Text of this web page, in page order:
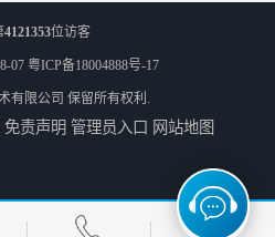
海口防爆电器设备维修资质办理周期
4121353位访客
07 粤ICP备18004888号-17
有限公司 保留所有权利.
免责声明 管理员入口 网站地图